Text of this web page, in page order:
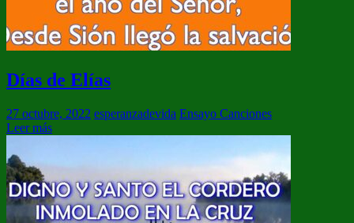
Días de Elías
27 octubre, 2022 esperanzadevida Ensayo Canciones
Leer más